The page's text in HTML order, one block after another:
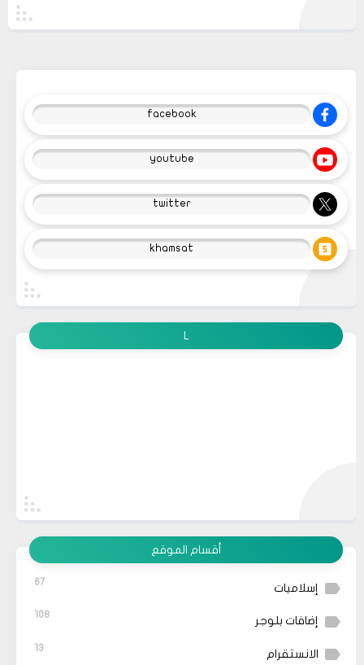
facebook
youtube
twitter
khamsat
أقسام الموقع
إسلاميات 67
إضافات بلوجر 108
الانستقرام 13